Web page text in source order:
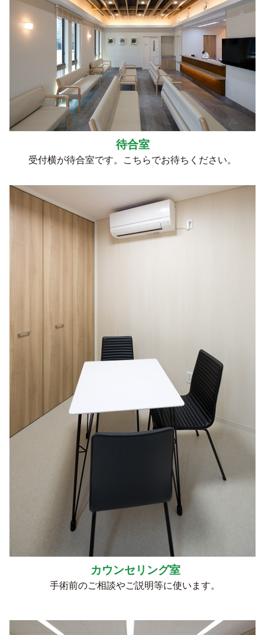
待合室
受付横が待合室です。こちらでお待ちください。
カウンセリング室
手術前のご相談やご説明等に使います。